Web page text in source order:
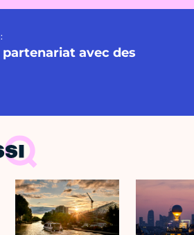
partenariat avec des